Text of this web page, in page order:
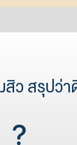
ว สรุปว่า